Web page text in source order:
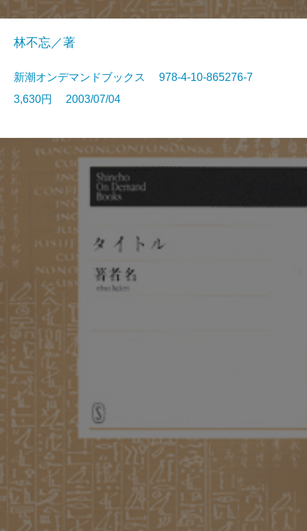
林不忘／著
新潮オンデマンドブックス 978-4-10-865276-7
3,630円 2003/07/04